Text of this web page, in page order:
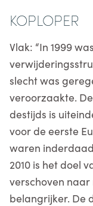
KOPLOPER
Vlak: “In 1999
slecht was
veroorzaakte.
destijds is
voor de eerste
waren
2010 is het doel
verschoven
belangrijker. De